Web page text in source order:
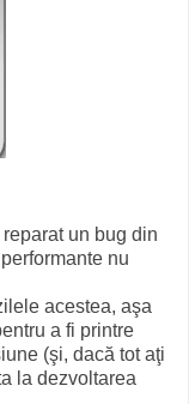
un bug din
nu
acestea, aşa
a fi printre
(şi, dacă tot aţi
la dezvoltarea